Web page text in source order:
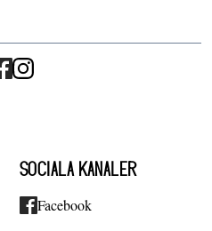
SOCIALA KANALER
Facebook